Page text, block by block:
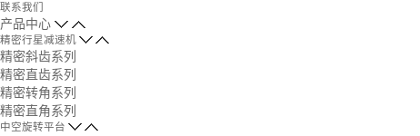
联系我们
产品中心
精密行星减速机
精密斜齿系列
精密直齿系列
精密转角系列
精密直角系列
中空旋转平台